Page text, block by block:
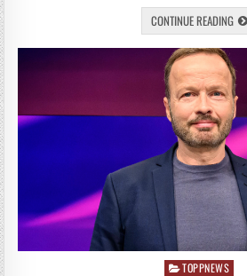
CONTINUE READING
Posted
TOPPNEWS